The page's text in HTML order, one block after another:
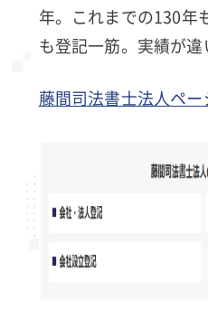
年。これまでの130年
も登記一筋。実績が違
藤間司法書士法人ペ